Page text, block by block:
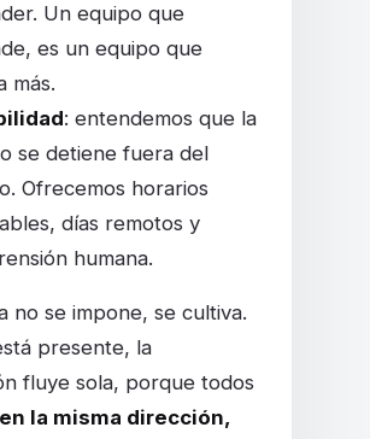
Un equipo que
es un equipo que
más.
: entendemos que la
se detiene fuera del
Ofrecemos horarios
días remotos y
humana.
no se impone, se cultiva.
presente, la
fluye sola, porque todos
la misma dirección,